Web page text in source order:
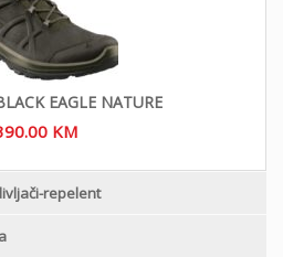
EAGLE NATURE
KM
repelent